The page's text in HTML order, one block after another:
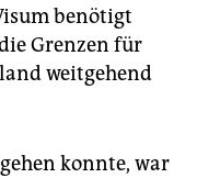
benötigt
Grenzen für
weitgehend
konnte, war